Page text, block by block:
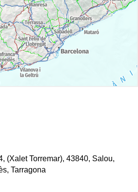
(Xalet Torremar), 43840, Salou,
Tarragona